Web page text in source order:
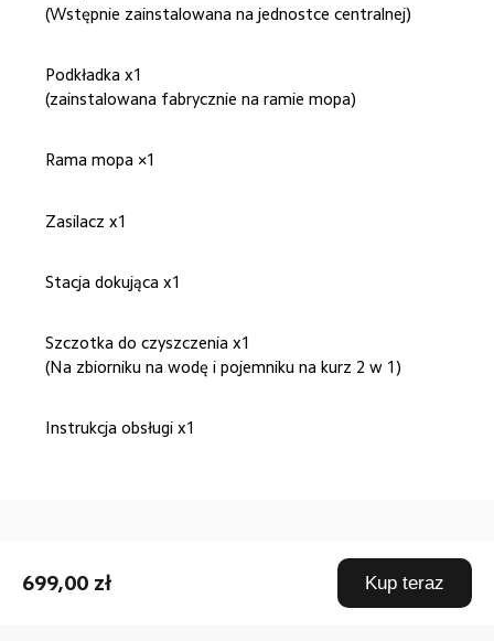
699,00 zł Kup teraz
(Wstępnie zainstalowana na jednostce centralnej)
Podkładka x1
(zainstalowana fabrycznie na ramie mopa)
Rama mopa ×1
Zasilacz x1
Stacja dokująca x1
Szczotka do czyszczenia x1
(Na zbiorniku na wodę i pojemniku na kurz 2 w 1)
Instrukcja obsługi x1